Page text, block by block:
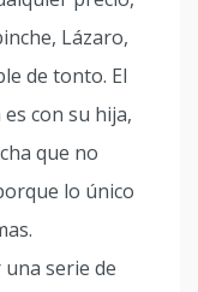
Lázaro,
de tonto. El
con su hija,
que no
lo único
serie de